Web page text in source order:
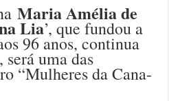
Maria Amélia de
Lia’, que fundou a
96 anos, continua
uma das
“Mulheres da Cana-